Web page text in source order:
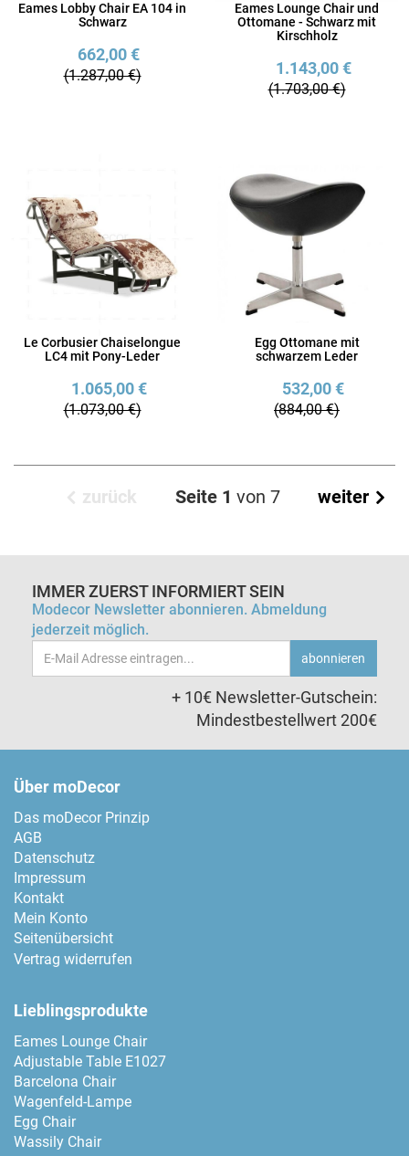
Eames Lobby Chair EA 104 in
Schwarz
662,00 €
(1.287,00 €)
Eames Lounge Chair und
Ottomane - Schwarz mit
Kirschholz
1.143,00 €
(1.703,00 €)
Le Corbusier Chaiselongue
LC4 mit Pony-Leder
1.065,00 €
(1.073,00 €)
Egg Ottomane mit
schwarzem Leder
532,00 €
(884,00 €)
zurück Seite 1 von 7 weiter
IMMER ZUERST INFORMIERT SEIN
Modecor Newsletter abonnieren. Abmeldung
jederzeit möglich.
Email-
Adresse
abonnieren
+ 10€ Newsletter-Gutschein:
Mindestbestellwert 200€
Über moDecor
Das moDecor Prinzip
AGB
Datenschutz
Impressum
Kontakt
Mein Konto
Seitenübersicht
Vertrag widerrufen
Lieblingsprodukte
Eames Lounge Chair
Adjustable Table E1027
Barcelona Chair
Wagenfeld-Lampe
Egg Chair
Wassily Chair